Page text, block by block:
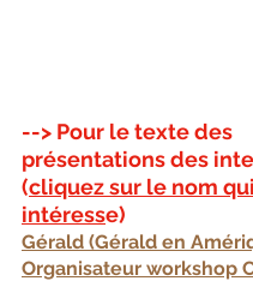
--> Pour le texte des
présentations des
(cliquez sur le nom
intéresse)
Gérald (Gérald en
Organisateur workshop